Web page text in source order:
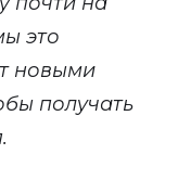
это
новыми
получать